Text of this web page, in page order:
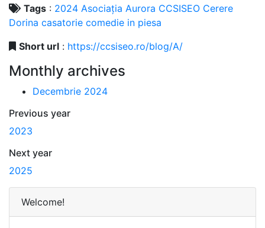
Tags : 2024 Asociația Aurora CCSISEO Cerere
Dorina casatorie comedie in piesa
Short url : https://ccsiseo.ro/blog/A/
Monthly archives
Decembrie 2024
Previous year
2023
Next year
2025
Welcome!